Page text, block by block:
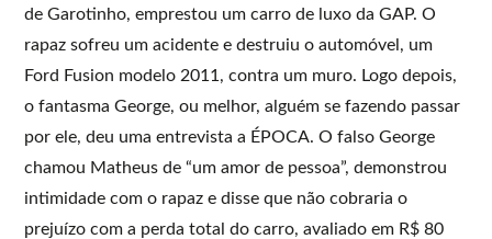
de Garotinho, emprestou um carro de luxo da GAP. O
rapaz sofreu um acidente e destruiu o automóvel, um
Ford Fusion modelo 2011, contra um muro. Logo depois,
o fantasma George, ou melhor, alguém se fazendo passar
por ele, deu uma entrevista a ÉPOCA. O falso George
chamou Matheus de “um amor de pessoa”, demonstrou
intimidade com o rapaz e disse que não cobraria o
prejuízo com a perda total do carro, avaliado em R$ 80